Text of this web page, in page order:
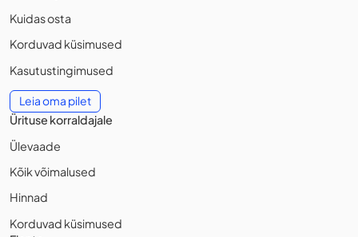
Kuidas osta
Korduvad küsimused
Kasutustingimused
Leia oma pilet
Ürituse korraldajale
Ülevaade
Kõik võimalused
Hinnad
Korduvad küsimused